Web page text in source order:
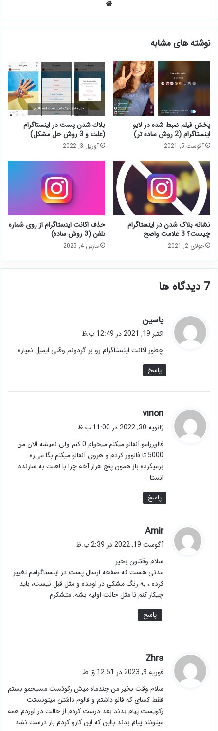
نوشته های مشابه
پخش فیلم ضبط شده در لایو
اینستاگرام (2 روش ساده تر)
آگوست 5, 2021
بلاك شدن پست در اينستاگرام
(علت و 3 روش حل مشكل)
آوریل 3, 2022
نشانه بلاک شدن در اینستاگرام
چیست؟ 3 علامت واضح
جولای 2, 2021
حذف اکانت اینستاگرام از روی شماره
تلفن (3 روش ساده)
‫7 دیدگاه ها
یاسین
ت
:
اکتبر 19, 2021 در 12:49 ب.ظ
چطور اکانت اینستاگرام رو بر گردونم وقتی ایمیل نمیاره
پاسخ
virion
ت
:
ژانویه 30, 2022 در 11:00 ب.ظ
فالوررامو آنفالو میکنم میخوام 0 کنم ولی نمیشه الان من
5000 تا فالوور کردم و هروی آنفالو میکنم بگا می‌ره
برمیگرده باز همون پنج هزار آخه چرا با لعنت به سازنده
انستا
پاسخ
Amir
ت
:
آگوست 19, 2022 در 2:39 ب.ظ
سلام وقتتون بخیر
مدتی هست که صفحه ارسال پست در اینستاگرامم تغییر
کرده ، به رنگ مشکی در اومده و مثل قبل نیست، باید
چیکار کنم تا مثل حالت اولیه بشه. متشکرم
پاسخ
Zhra
ت
:
فوریه 9, 2023 در 12:51 ق.ظ
سلام وقت بخیر من چندماه میش رکوئست مسیجمو بستم
فقط کسای که فالو داشتم و فالوم داشتن میتونستت
رکویست پیام بدند بعد درست کردم از حالت در اوردم همه
میتونند پیام بدند بااین که این کارو کردم باز درست نشد
باید چی کارکنم؟